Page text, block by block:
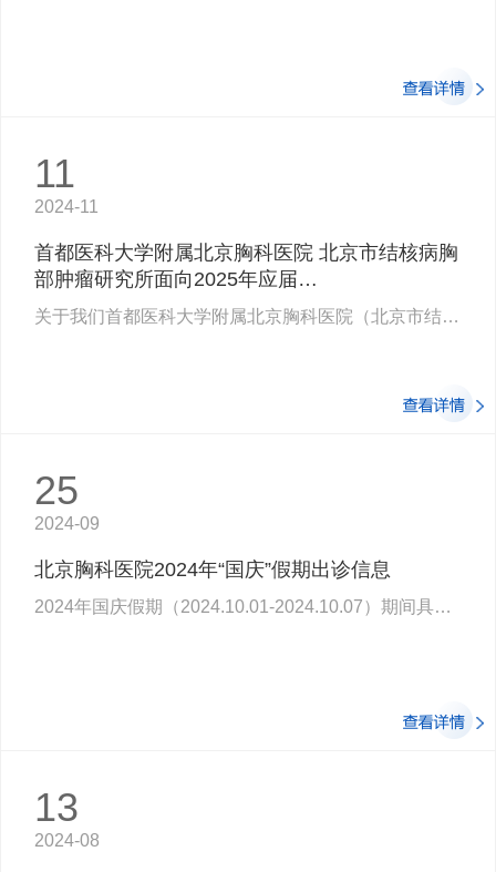
11
2024-11
首都医科大学附属北京胸科医院 北京市结核病胸
部肿瘤研究所面向2025年应届…
关于我们首都医科大学附属北京胸科医院（北京市结核病胸部肿瘤研究所）始建于1955年…
25
2024-09
北京胸科医院2024年“国庆”假期出诊信息
2024年国庆假期（2024.10.01-2024.10.07）期间具体出诊情况如下：结核内科：10月1日…
13
2024-08